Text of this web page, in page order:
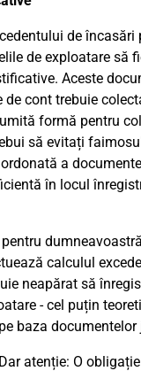
de încasări
de exploatare să
Aceste
de cont trebuie
formă pentru
să evitați
a
în locul
calculul
neapărat să
- cel puțin
baza
atenție: O